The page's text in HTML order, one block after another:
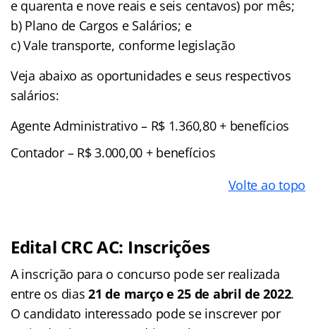
e quarenta e nove reais e seis centavos) por mês;
b) Plano de Cargos e Salários; e
c) Vale transporte, conforme legislação
Veja abaixo as oportunidades e seus respectivos
salários:
Agente Administrativo – R$ 1.360,80 + benefícios
Contador – R$ 3.000,00 + benefícios
Volte ao topo
Edital CRC AC: Inscrições
A inscrição para o concurso pode ser realizada
entre os dias21 de março e 25 de abril de 2022.
O candidato interessado pode se inscrever por